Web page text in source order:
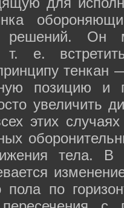
решений. Он
е.
тенкан
позицию и
увеличить
этих
тела.
пола по